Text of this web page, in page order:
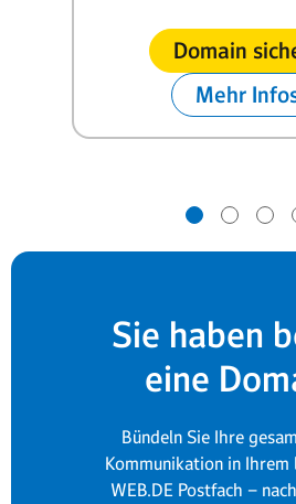
Domain
Mehr
Sie haben
eine
Bündeln Sie Ihre
Kommunikation in Ihrem
WEB.DE Postfach –